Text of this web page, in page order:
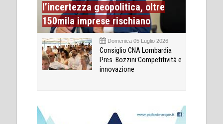
l’incertezza geopolitica, oltre
150mila imprese rischiano
Domenica 05 Luglio 2026
Consiglio CNA Lombardia
Pres. Bozzini:Competitività e
innovazione